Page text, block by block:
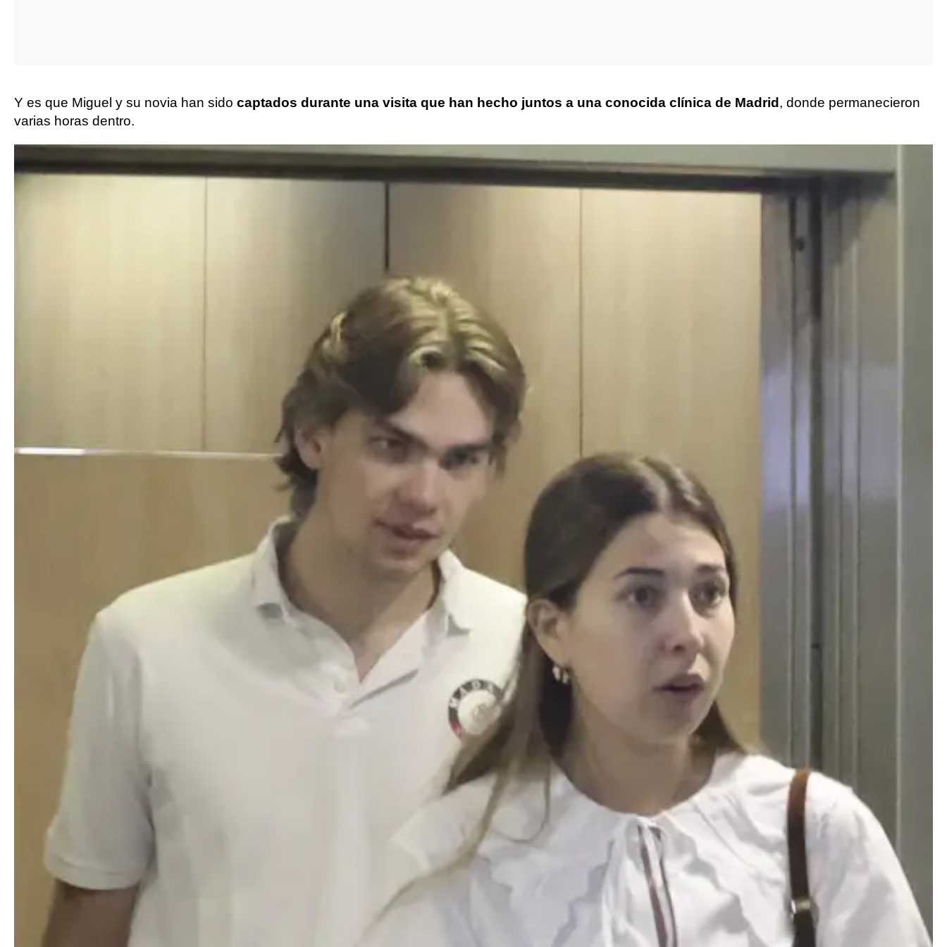
Y es que Miguel y su novia han sido captados durante una visita que han hecho juntos a una conocida clínica de Madrid, donde permanecieron
varias horas dentro.